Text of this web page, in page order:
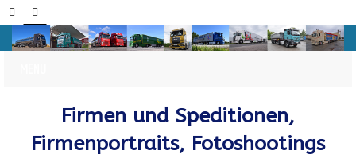
Firmen und Speditionen,
Firmenportraits, Fotoshootings